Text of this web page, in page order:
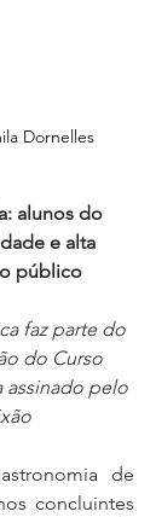
Dornelles
alunos do
e alta
público
faz parte do
do Curso
assinado pelo
de
concluintes